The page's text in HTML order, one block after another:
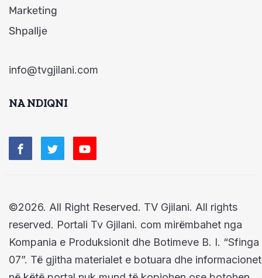
Marketing
Shpallje
info@tvgjilani.com
NA NDIQNI
©2026. All Right Reserved. TV Gjilani. All rights
reserved. Portali Tv Gjilani. com mirëmbahet nga
Kompania e Produksionit dhe Botimeve B. I. “Sfinga
07”. Të gjitha materialet e botuara dhe informacionet